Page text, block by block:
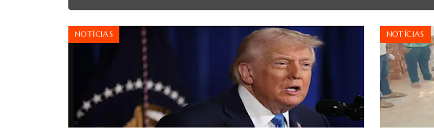
NOTÍCIAS NOTÍCIAS